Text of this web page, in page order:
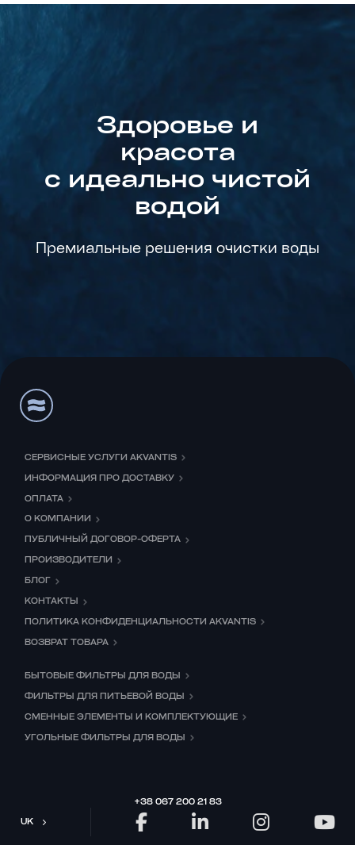
Здоровье и
красота
с идеально чистой
водой
Премиальные решения очистки воды
СЕРВИСНЫЕ УСЛУГИ AKVANTIS
ИНФОРМАЦИЯ ПРО ДОСТАВКУ
ОПЛАТА
О КОМПАНИИ
ПУБЛИЧНЫЙ ДОГОВОР-ОФЕРТА
ПРОИЗВОДИТЕЛИ
БЛОГ
КОНТАКТЫ
ПОЛИТИКА КОНФИДЕНЦИАЛЬНОСТИ AKVANTIS
ВОЗВРАТ ТОВАРА
БЫТОВЫЕ ФИЛЬТРЫ ДЛЯ ВОДЫ
ФИЛЬТРЫ ДЛЯ ПИТЬЕВОЙ ВОДЫ
СМЕННЫЕ ЭЛЕМЕНТЫ И КОМПЛЕКТУЮЩИЕ
УГОЛЬНЫЕ ФИЛЬТРЫ ДЛЯ ВОДЫ
+38 067 200 21 83
UK